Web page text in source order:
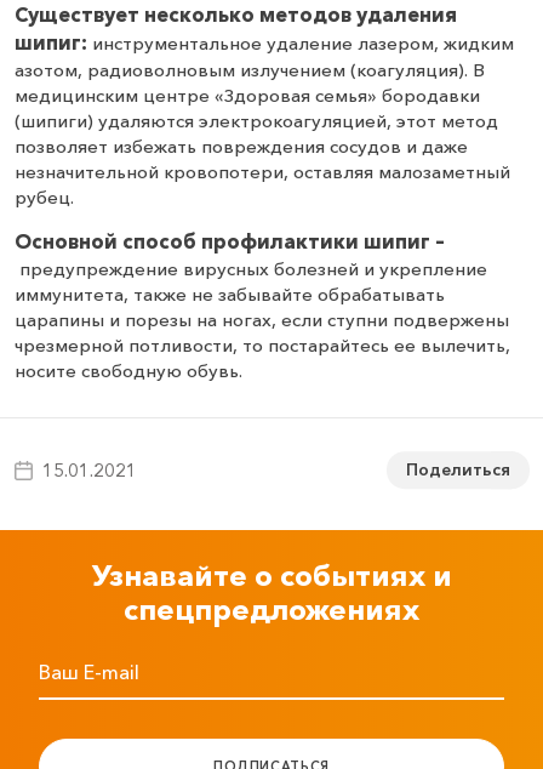
Существует несколько методов удаления
шипиг: инструментальное удаление лазером, жидким
азотом, радиоволновым излучением (коагуляция). В
медицинским центре «Здоровая семья» бородавки
(шипиги) удаляются электрокоагуляцией, этот метод
позволяет избежать повреждения сосудов и даже
незначительной кровопотери, оставляя малозаметный
рубец.
Основной способ профилактики шипиг –
предупреждение вирусных болезней и укрепление
иммунитета, также не забывайте обрабатывать
царапины и порезы на ногах, если ступни подвержены
чрезмерной потливости, то постарайтесь ее вылечить,
носите свободную обувь.
15.01.2021 Поделиться
Узнавайте о событиях и
спецпредложениях
Ваш E-mail